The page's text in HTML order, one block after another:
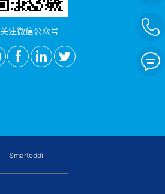
关注微信公众号
Smarteddi